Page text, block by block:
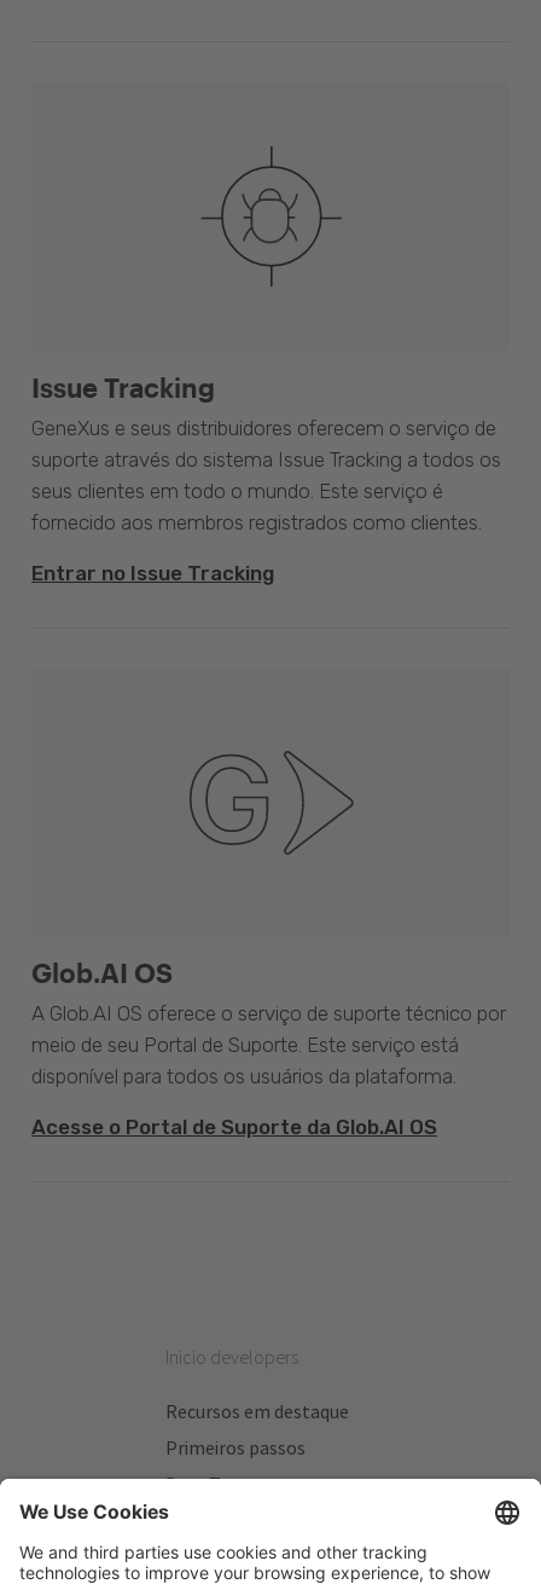
Issue Tracking
GeneXus e seus distribuidores oferecem o serviço de
suporte através do sistema Issue Tracking a todos os
seus clientes em todo o mundo. Este serviço é
fornecido aos membros registrados como clientes.
Entrar no Issue Tracking
Glob.AI OS
A Glob.AI OS oferece o serviço de suporte técnico por
meio de seu Portal de Suporte. Este serviço está
disponível para todos os usuários da plataforma.
Acesse o Portal de Suporte da Glob.AI OS
Inicio developers
Recursos em destaque
Primeiros passos
Beta Testers
Meus Planos